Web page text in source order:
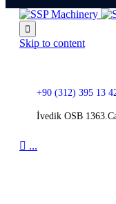

Skip to content
+90 (312) 395 13
İvedik OSB
 ...